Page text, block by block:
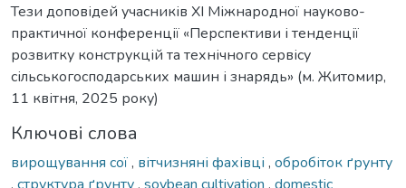
Тези доповідей учасників XI Міжнародної науково-
практичної конференції «Перспективи і тенденції
розвитку конструкцій та технічного сервісу
сільськогосподарських машин і знарядь» (м. Житомир,
11 квітня, 2025 року)
Ключові слова
вирощування сої, вітчизняні фахівці , обробіток ґрунту